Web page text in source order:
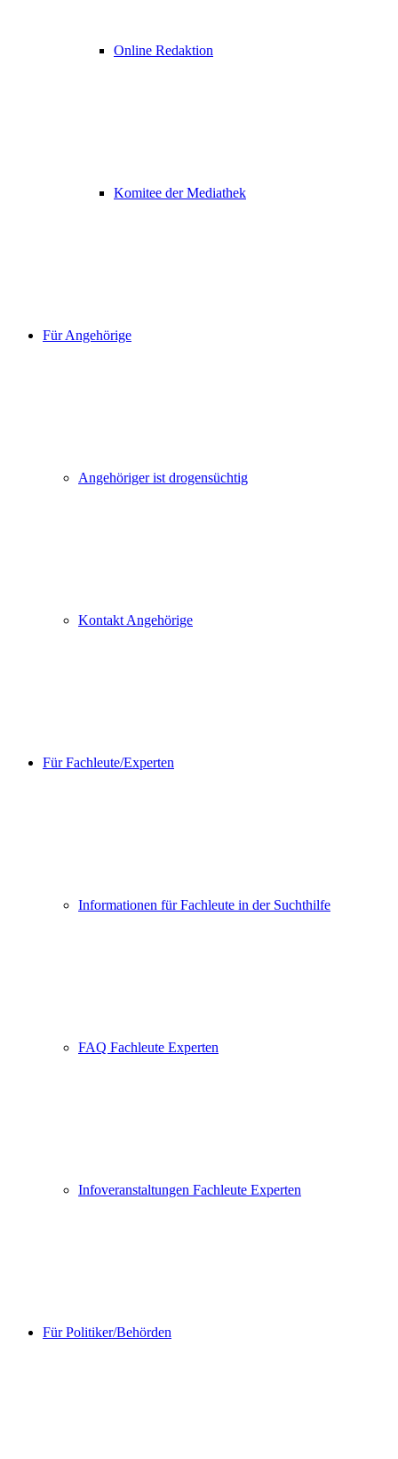
Online Redaktion
Komitee der Mediathek
Für Angehörige
Angehöriger ist drogensüchtig
Kontakt Angehörige
Für Fachleute/Experten
Informationen für Fachleute in der Suchthilfe
FAQ Fachleute Experten
Infoveranstaltungen Fachleute Experten
Für Politiker/Behörden